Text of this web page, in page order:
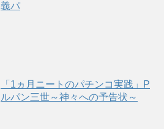
義パ
「1ヵ月ニートのパチンコ実践」P
ルパン三世～神々への予告状～